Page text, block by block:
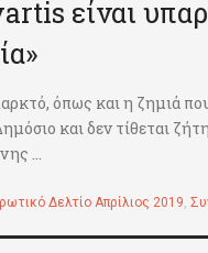
είναι
όπως και η ζημιά
και δεν τίθεται
...
Δελτίο Απρίλιος 2019,